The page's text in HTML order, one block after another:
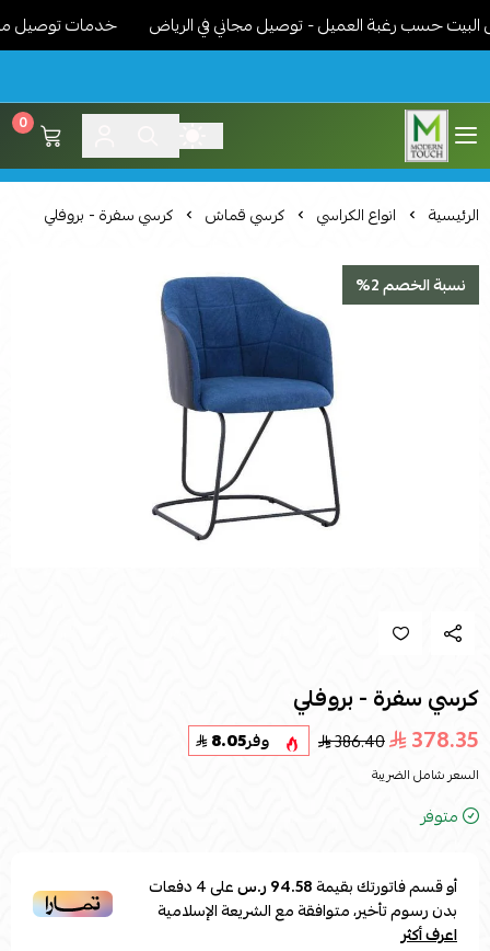
حسب رغبة العميل - توصيل مجاني في الرياض خدمات توصيل
اثاث مودرن لمسة عصرية
0
الرئيسية انواع الكراسي كرسي قماش كرسي سفرة - بروفلي
نسبة الخصم 2%
كرسي سفرة - بروفلي
378.35
386.40 وفر8.05
السعر شامل الضريبة
متوفر
أو قسم فاتورتك بقيمة94.58 ر.س على4دفعات
بدون رسوم تأخير، متوافقة مع الشريعة الإسلامية
اعرف أكثر